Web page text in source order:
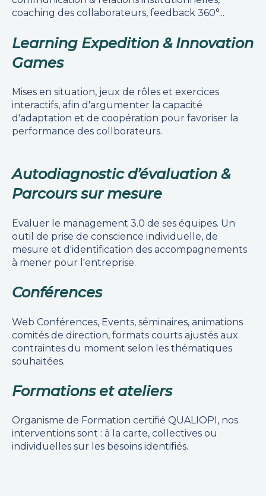
coaching des collaborateurs, feedback 360°...
Learning Expedition & Innovation
Games
Mises en situation, jeux de rôles et exercices
interactifs, afin d'argumenter la capacité
d'adaptation et de coopération pour favoriser la
performance des collborateurs.
Autodiagnostic d’évaluation &
Parcours sur mesure
Evaluer le management 3.0 de ses équipes. Un
outil de prise de conscience individuelle, de
mesure et d'identification des accompagnements
à mener pour l'entreprise.
Conférences
Web Conférences, Events, séminaires, animations
comités de direction, formats courts ajustés aux
contraintes du moment selon les thématiques
souhaitées.
Formations et ateliers
Organisme de Formation certifié QUALIOPI, nos
interventions sont : à la carte, collectives ou
individuelles sur les besoins identifiés.